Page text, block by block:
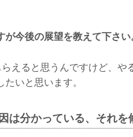
今後の展望を教えて下さい
えると思うんですけど、や
いと思います。
は分かっている、それを